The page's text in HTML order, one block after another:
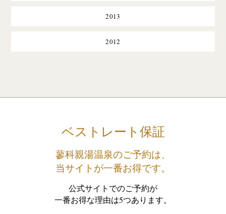
2013
2012
ベストレート保証
蓼科親湯温泉のご予約は、
当サイトが一番お得です。
公式サイトでのご予約が
一番お得な理由は5つあります。